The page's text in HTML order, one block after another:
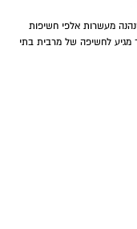
מעשרות אלפי חשיפות
מגיע לחשיפה של מרבית בתי